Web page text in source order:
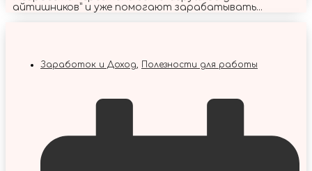
айтишников” и уже помогают зарабатывать...
Заработок и Доход, Полезности для работы